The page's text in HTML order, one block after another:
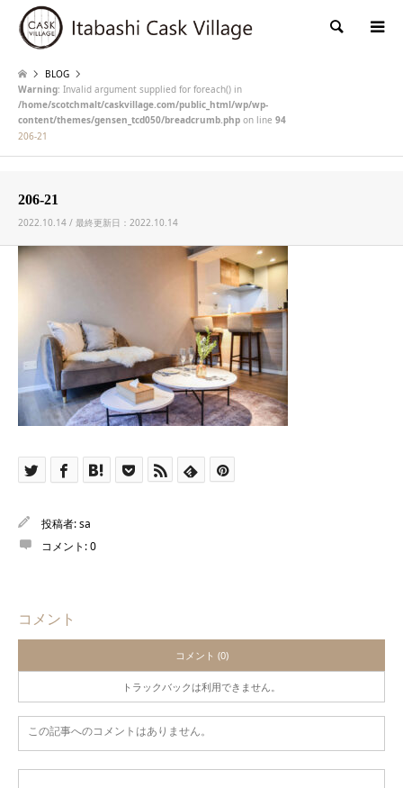
検索
BLOG
Warning: Invalid argument supplied for foreach() in
/home/scotchmalt/caskvillage.com/public_html/wp/wp-
content/themes/gensen_tcd050/breadcrumb.php on line 94
206-21
206-21
2022.10.14 / 最終更新日：2022.10.14
投稿者:sa
コメント:0
コメント
コメント (0)
トラックバックは利用できません。
この記事へのコメントはありません。